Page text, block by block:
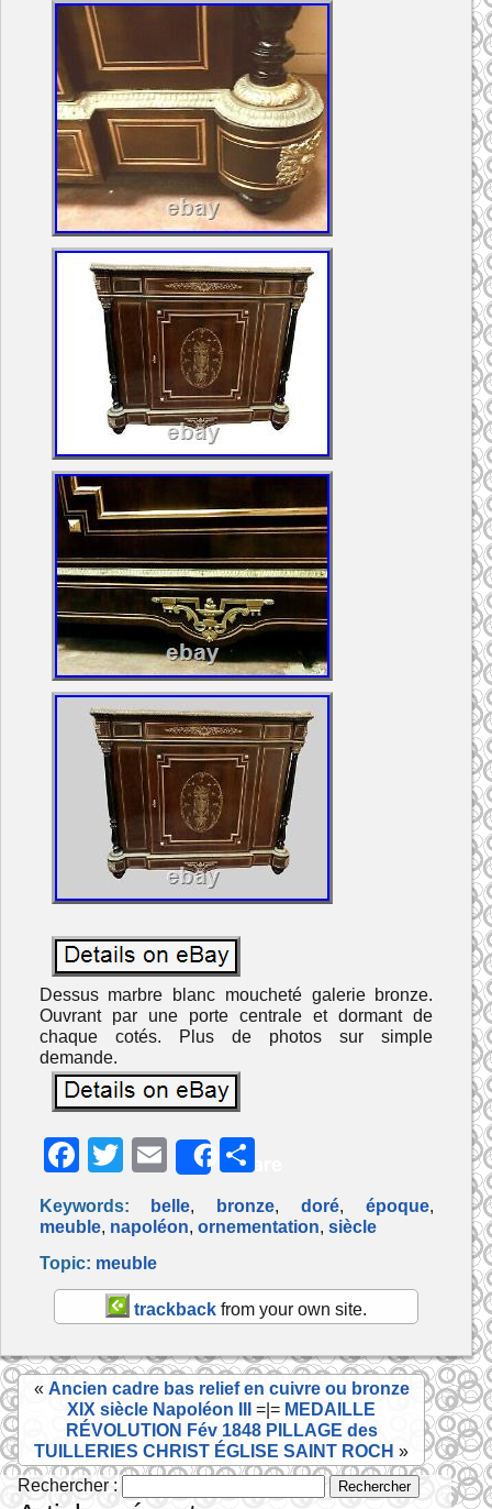
Dessus marbre blanc moucheté galerie bronze.
Ouvrant par une porte centrale et dormant de
chaque cotés. Plus de photos sur simple
demande.
F
c
e
b
o
o
k
T
itt
er
E
m
ai
Share
ta
er
Keywords: belle, bronze, doré, époque,
meuble, napoléon, ornementation, siècle
Topic: meuble
trackback from your own site.
« Ancien cadre bas relief en cuivre ou bronze
XIX siècle Napoléon III
=|= MEDAILLE
RÉVOLUTION Fév 1848 PILLAGE des
TUILLERIES CHRIST ÉGLISE SAINT ROCH »
Rechercher :